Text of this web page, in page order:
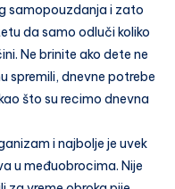
samopouzdanja i zato
da samo odluči koliko
Ne brinite ako dete ne
spremili, dnevne potrebe
što su recimo dnevna
i najbolje je uvek
u međuobrocima. Nije